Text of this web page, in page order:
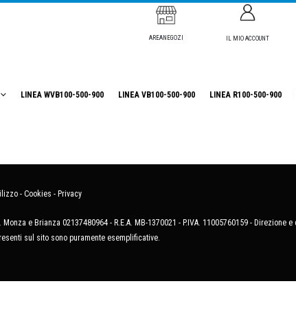
AREANEGOZI IL MIO ACCOUNT
LINEA WVB100-500-900 LINEA VB100-500-900 LINEA R100-500-900
- Cookies - Privacy
e Brianza 02137480964 - R.E.A. MB-1370021 - P.IVA. 11005760159 - Direzione
sul sito sono puramente esemplificative.